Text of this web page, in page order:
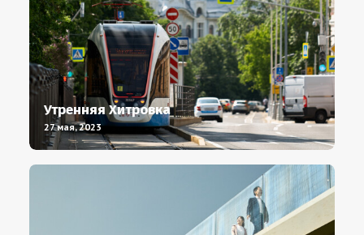
Утренняя Хитровка
27 мая, 2023